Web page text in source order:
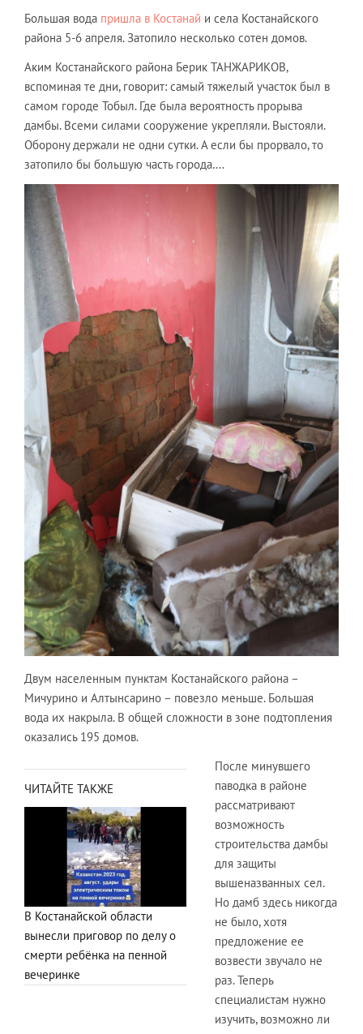
Большая вода пришла в Костанай и села Костанайского
района 5-6 апреля. Затопило несколько сотен домов.
Аким Костанайского района Берик ТАНЖАРИКОВ,
вспоминая те дни, говорит: самый тяжелый участок был в
самом городе Тобыл. Где была вероятность прорыва
дамбы. Всеми силами сооружение укрепляли. Выстояли.
Оборону держали не одни сутки. А если бы прорвало, то
затопило бы большую часть города….
Двум населенным пунктам Костанайского района –
Мичурино и Алтынсарино – повезло меньше. Большая
вода их накрыла. В общей сложности в зоне подтопления
оказались 195 домов.
ЧИТАЙТЕ ТАКЖЕ
В Костанайской области
вынесли приговор по делу о
смерти ребёнка на пенной
вечеринке
После минувшего
паводка в районе
рассматривают
возможность
строительства дамбы
для защиты
вышеназванных сел.
Но дамб здесь никогда
не было, хотя
предложение ее
возвести звучало не
раз. Теперь
специалистам нужно
изучить, возможно ли